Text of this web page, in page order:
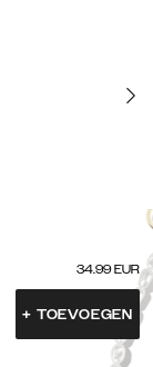
34.99 EUR
+ TOEVOEGEN